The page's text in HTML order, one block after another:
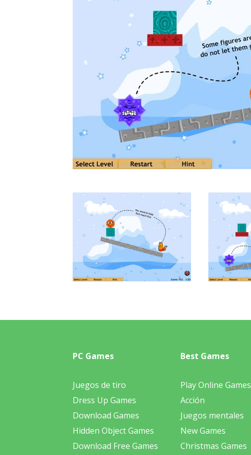
PC Games
Juegos de tiro
Dress Up Games
Download Games
Hidden Object Games
Download Free Games
Best Games
Play Online Games
Acción
Juegos mentales
New Games
Christmas Games